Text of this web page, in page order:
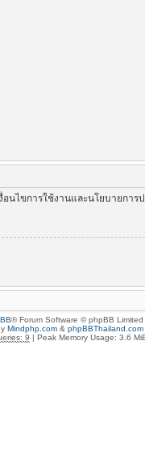
นไขการใช้งานและนโยบายก
® Forum Software © phpBB Limited
Mindphp.com& phpBBThailand.com
9 | Peak Memory Usage: 3.6